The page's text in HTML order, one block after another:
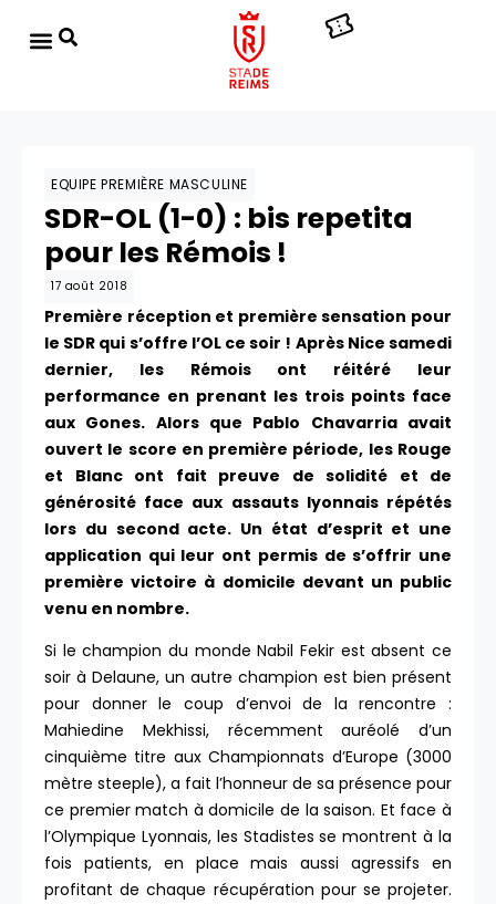
EQUIPE PREMIÈRE MASCULINE
SDR-OL (1-0) : bis repetita
pour les Rémois !
17 août 2018
Première réception et première sensation pour
le SDR qui s’offre l’OL ce soir ! Après Nice samedi
dernier, les Rémois ont réitéré leur
performance en prenant les trois points face
aux Gones. Alors que Pablo Chavarria avait
ouvert le score en première période, les Rouge
et Blanc ont fait preuve de solidité et de
générosité face aux assauts lyonnais répétés
lors du second acte. Un état d’esprit et une
application qui leur ont permis de s’offrir une
première victoire à domicile devant un public
venu en nombre.
Si le champion du monde Nabil Fekir est absent ce
soir à Delaune, un autre champion est bien présent
pour donner le coup d’envoi de la rencontre :
Mahiedine Mekhissi, récemment auréolé d’un
cinquième titre aux Championnats d’Europe (3000
mètre steeple), a fait l’honneur de sa présence pour
ce premier match à domicile de la saison. Et face à
l’Olympique Lyonnais, les Stadistes se montrent à la
fois patients, en place mais aussi agressifs en
profitant de chaque récupération pour se projeter.